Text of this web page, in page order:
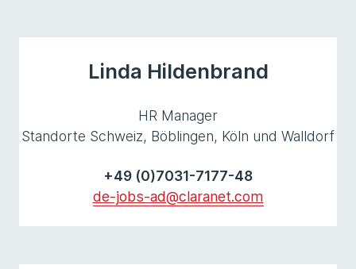
Linda Hildenbrand
HR Manager
Standorte Schweiz, Böblingen, Köln und Walldorf
+49 (0)7031-7177-48
de-jobs-ad@claranet.com